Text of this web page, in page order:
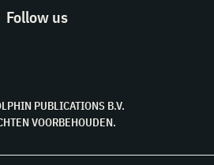
Follow us
PUBLICATIONS B.V.
VOORBEHOUDEN.